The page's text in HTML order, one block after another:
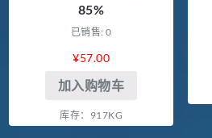
85%
已销售: 0
¥57.00
加入购物车
库存：917KG